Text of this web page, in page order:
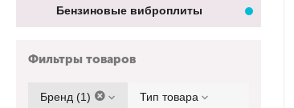
Бензиновые виброплиты
Фильтры товаров
Бренд (1) Тип товара